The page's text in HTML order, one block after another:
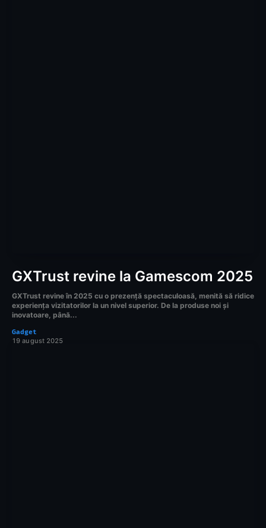
GXTrust revine la Gamescom 2025
GXTrust revine în 2025 cu o prezență spectaculoasă, menită să ridice
experiența vizitatorilor la un nivel superior. De la produse noi și
inovatoare, până...
Gadget
19 august 2025